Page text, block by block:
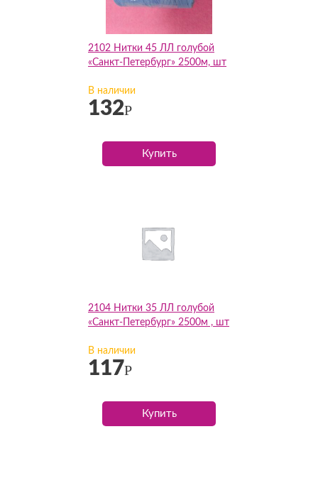
2102 Нитки 45 ЛЛ голубой
«Санкт-Петербург» 2500м, шт
В наличии
132Р
Купить
2104 Нитки 35 ЛЛ голубой
«Санкт-Петербург» 2500м , шт
В наличии
117Р
Купить